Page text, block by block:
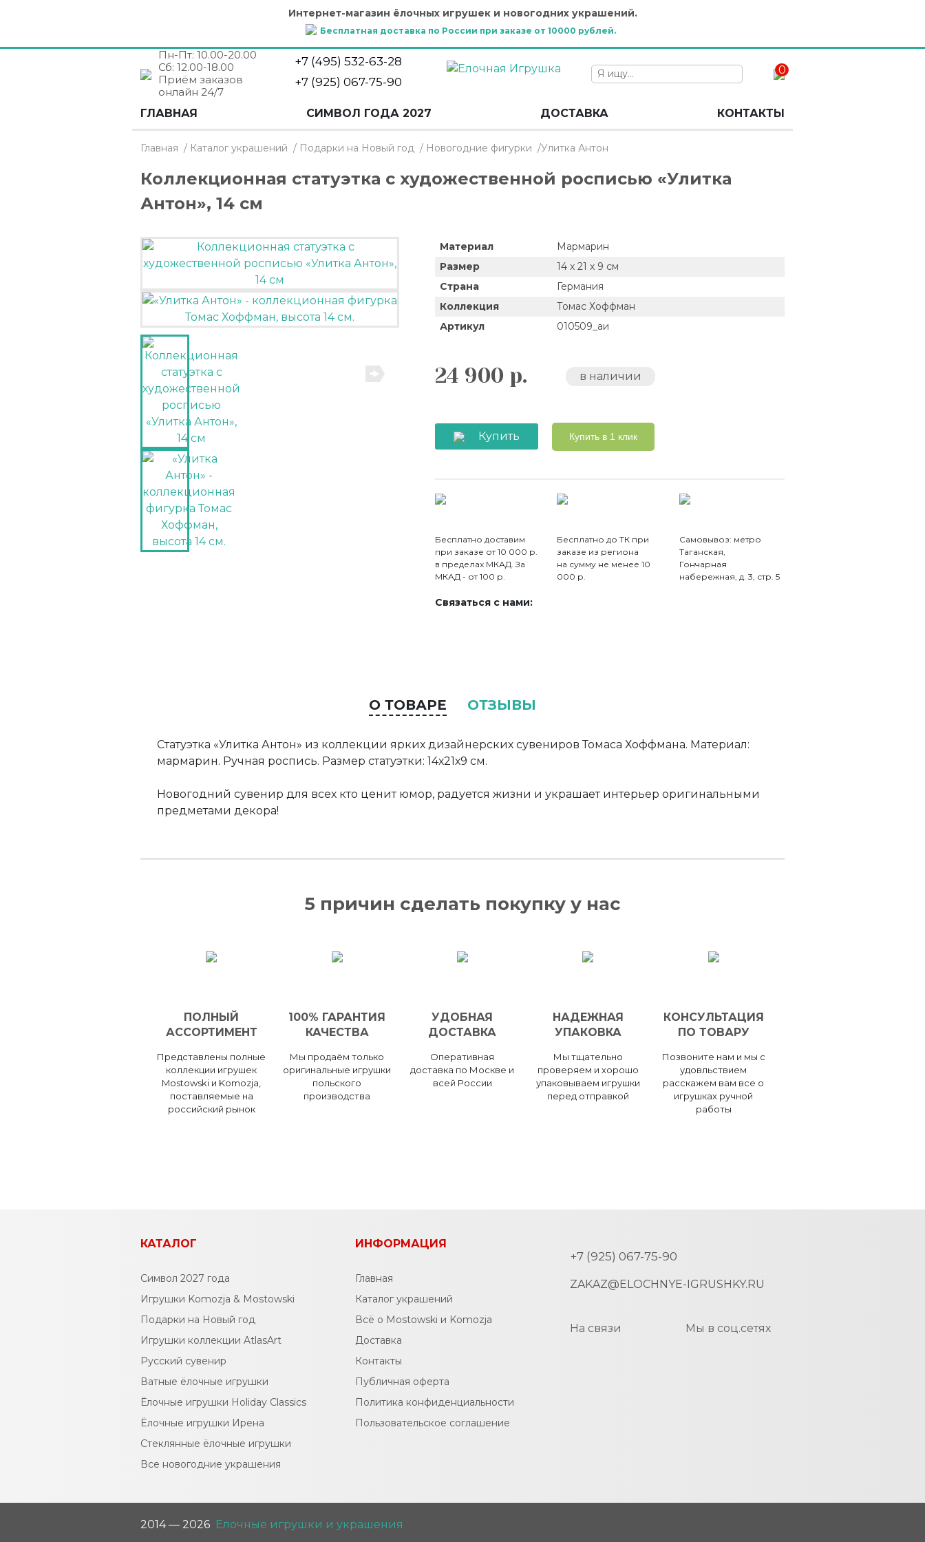
Интернет-магазин ёлочных игрушек и новогодних украшений.
Бесплатная доставка по России при заказе от 10000 рублей.
Пн-Пт: 10.00-20.00
Сб: 12.00-18.00
Приём заказов
онлайн 24/7
+7 (495) 532-63-28
+7 (925) 067-75-90
0
ГЛАВНАЯ СИМВОЛ ГОДА 2027 ДОСТАВКА КОНТАКТЫ
Главная / Каталог украшений / Подарки на Новый год / Новогодние фигурки /Улитка Антон
Коллекционная статуэтка с художественной росписью «Улитка
Антон», 14 см
Материал
Мармарин
Размер
14 х 21 х 9 см
Страна
Германия
Коллекция
Томас Хоффман
Артикул
010509_аи
24 900 р. в наличии
Купить Купить в 1 клик
Бесплатно доставим
при заказе от 10 000 р.
в пределах МКАД. За
МКАД - от 100 р.
Бесплатно до ТК при
заказе из региона
на сумму не менее 10
000 р.
Самовывоз: метро
Таганская,
Гончарная
набережная, д. 3, стр. 5
Связаться с нами:
О ТОВАРЕ ОТЗЫВЫ
Статуэтка «Улитка Антон» из коллекции ярких дизайнерских сувениров Томаса Хоффмана. Материал:
мармарин. Ручная роспись. Размер статуэтки: 14х21х9 см.
Новогодний сувенир для всех кто ценит юмор, радуется жизни и украшает интерьер оригинальными
предметами декора!
5 причин сделать покупку у нас
ПОЛНЫЙ
АССОРТИМЕНТ
Представлены полные
коллекции игрушек
Mostowski и Komozja,
поставляемые на
российский рынок
100% ГАРАНТИЯ
КАЧЕСТВА
Мы продаём только
оригинальные игрушки
польского
производства
УДОБНАЯ
ДОСТАВКА
Оперативная
доставка по Москве и
всей России
НАДЕЖНАЯ
УПАКОВКА
Мы тщательно
проверяем и хорошо
упаковываем игрушки
перед отправкой
КОНСУЛЬТАЦИЯ
ПО ТОВАРУ
Позвоните нам и мы с
удовльствием
расскажем вам все о
игрушках ручной
работы
КАТАЛОГ
Символ 2027 года
Игрушки Komozja & Mostowski
Подарки на Новый год
Игрушки коллекции AtlasArt
Русский сувенир
Ватные ёлочные игрушки
Ёлочные игрушки Holiday Classics
Ëлочные игрушки Ирена
Стеклянные ёлочные игрушки
Все новогодние украшения
ИНФОРМАЦИЯ
Главная
Каталог украшений
Всё о Mostowski и Komozja
Доставка
Контакты
Публичная оферта
Политика конфиденциальности
Пользовательское соглашение
+7 (925) 067-75-90
ZAKAZ@ELOCHNYE-IGRUSHKY.RU
На связи Мы в соц.сетях
2014 — 2026 Елочные игрушки и украшения